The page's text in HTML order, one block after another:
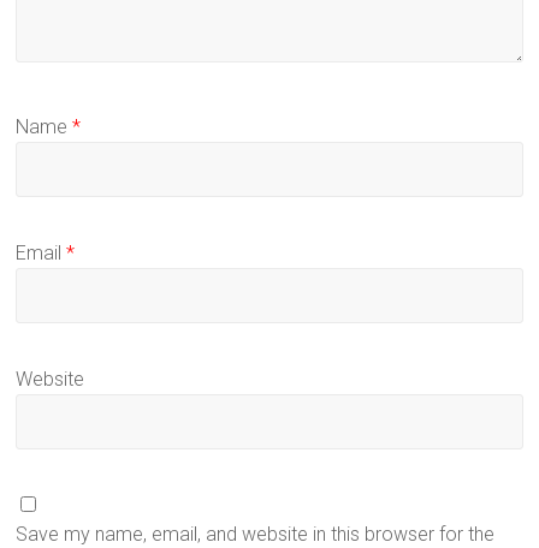
Name*
Email*
Website
Save my name, email, and website in this browser for the